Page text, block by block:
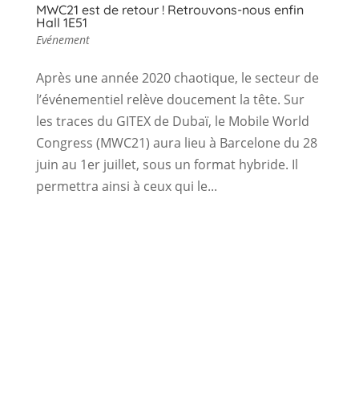
MWC21 est de retour ! Retrouvons-nous enfin
Hall 1E51
Evénement
Après une année 2020 chaotique, le secteur de
l’événementiel relève doucement la tête. Sur
les traces du GITEX de Dubaï, le Mobile World
Congress (MWC21) aura lieu à Barcelone du 28
juin au 1er juillet, sous un format hybride. Il
permettra ainsi à ceux qui le...